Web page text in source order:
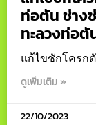
ท่อตัน ช่าง
ทะลวงท่อตั
แก้ไขชักโครก
ดูเพิ่มเติม »
22/10/2023